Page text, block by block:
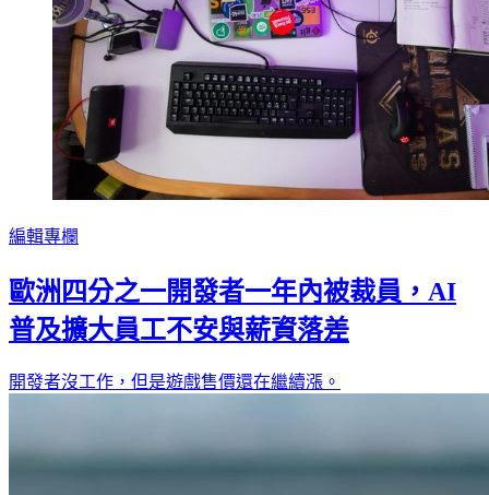
編輯專欄
歐洲四分之一開發者一年內被裁員，AI
普及擴大員工不安與薪資落差
開發者沒工作，但是遊戲售價還在繼續漲。